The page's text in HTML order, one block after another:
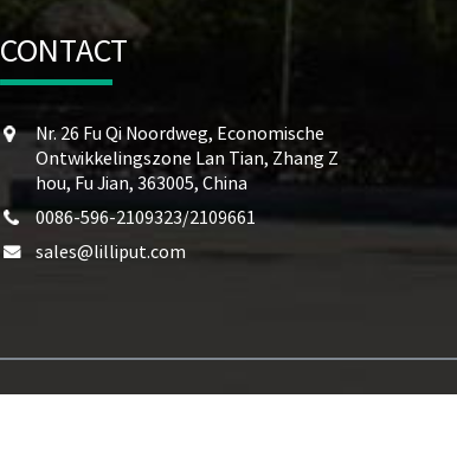
CONTACT
Nr. 26 Fu Qi Noordweg, Economische
Ontwikkelingszone Lan Tian, ​​Zhang Z
hou, Fu Jian, 363005, China
0086-596-2109323/2109661
sales@lilliput.com